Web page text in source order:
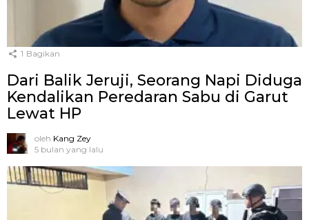
1 Bagikan
Dari Balik Jeruji, Seorang Napi Diduga
Kendalikan Peredaran Sabu di Garut
Lewat HP
oleh Kang Zey
5 bulan yang lalu